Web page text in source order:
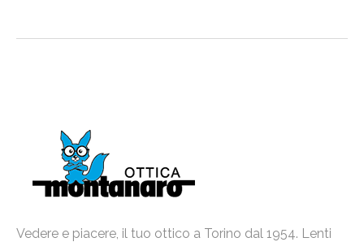
Vedere e piacere, il tuo ottico a Torino dal 1954. Lenti